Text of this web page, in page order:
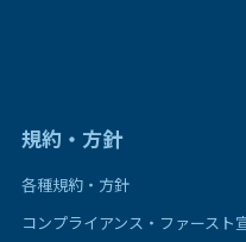
規約・方針
各種規約・方針
コンプライアンス・ファースト